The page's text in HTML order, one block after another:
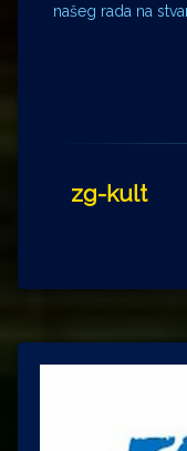
našeg rada na
zg-kult